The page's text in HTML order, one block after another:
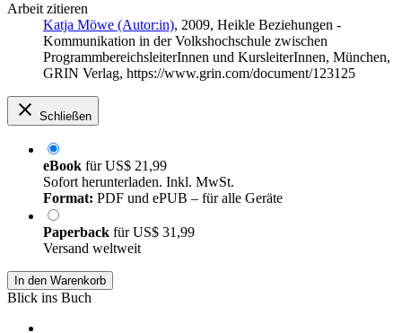
Arbeit zitieren
Katja Möwe (Autor:in), 2009, Heikle Beziehungen -
Kommunikation in der Volkshochschule zwischen
ProgrammbereichsleiterInnen und KursleiterInnen, München,
GRIN Verlag, https://www.grin.com/document/123125
Schließen
eBook fürUS$ 21,99
Sofort herunterladen. Inkl. MwSt.
Format: PDF und ePUB – für alle Geräte
Paperback fürUS$ 31,99
Versand weltweit
In den Warenkorb
Blick ins Buch